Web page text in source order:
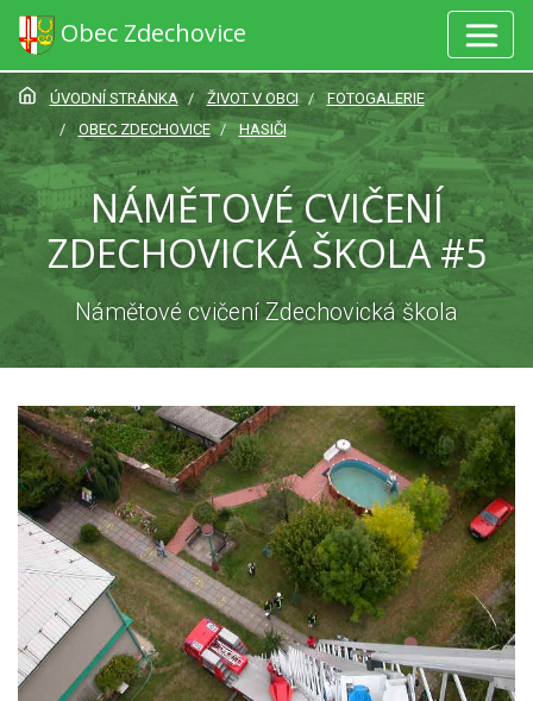
Obec Zdechovice
ÚVODNÍ STRÁNKA ŽIVOT V OBCI
FOTOGALERIE
OBEC ZDECHOVICE
HASIČI
NÁMĚTOVÉ CVIČENÍ
ZDECHOVICKÁ ŠKOLA #5
Námětové cvičení Zdechovická škola